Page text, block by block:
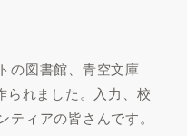
の図書館、青空文庫
られました。入力、校
ィアの皆さんです。